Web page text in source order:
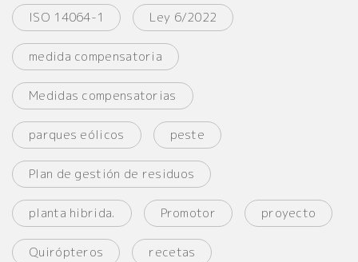
ISO 14064-1 Ley 6/2022
medida compensatoria
Medidas compensatorias
parques eólicos peste
Plan de gestión de residuos
planta hibrida. Promotor proyecto
Quirópteros recetas